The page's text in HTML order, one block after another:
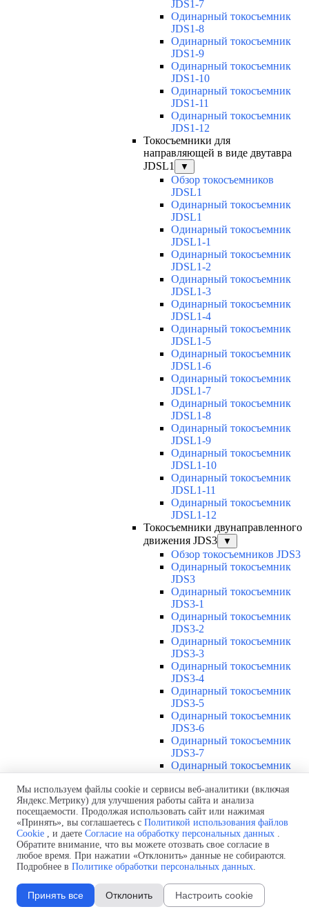
JDS1-7
Одинарный токосъемник
JDS1-8
Одинарный токосъемник
JDS1-9
Одинарный токосъемник
JDS1-10
Одинарный токосъемник
JDS1-11
Одинарный токосъемник
JDS1-12
Токосъемники для
направляющей в виде двутавра
JDSL1
▼
Обзор токосъемников
JDSL1
Одинарный токосъемник
JDSL1
Одинарный токосъемник
JDSL1-1
Одинарный токосъемник
JDSL1-2
Одинарный токосъемник
JDSL1-3
Одинарный токосъемник
JDSL1-4
Одинарный токосъемник
JDSL1-5
Одинарный токосъемник
JDSL1-6
Одинарный токосъемник
JDSL1-7
Одинарный токосъемник
JDSL1-8
Одинарный токосъемник
JDSL1-9
Одинарный токосъемник
JDSL1-10
Одинарный токосъемник
JDSL1-11
Одинарный токосъемник
JDSL1-12
Токосъемники двунаправленного
движения JDS3
▼
Обзор токосъемников JDS3
Одинарный токосъемник
JDS3
Одинарный токосъемник
JDS3-1
Одинарный токосъемник
JDS3-2
Одинарный токосъемник
JDS3-3
Одинарный токосъемник
JDS3-4
Одинарный токосъемник
JDS3-5
Одинарный токосъемник
JDS3-6
Одинарный токосъемник
JDS3-7
Одинарный токосъемник
Одинарный токосъемник
JDS3-9
Одинарный токосъемник
JDS3-10
Одинарный токосъемник
JDS3-11
Одинарный токосъемник
Соединения U12
Защитная оболочка для
Мы используем файлы cookie и сервисы веб-аналитики (включая
Яндекс.Метрику) для улучшения работы сайта и анализа
посещаемости. Продолжая использовать сайт или нажимая
«Принять», вы соглашаетесь с Политикой использования файлов
Cookie , и даете Согласие на обработку персональных данных .
Обратите внимание, что вы можете отозвать свое согласие в
любое время. При нажатии «Отклонить» данные не собираются.
Подробнее в Политике обработки персональных данных.
Принять все Отклонить Настроить cookie